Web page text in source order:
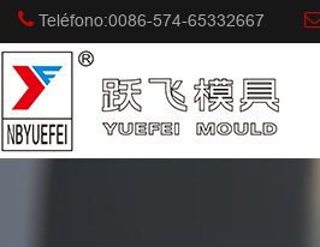
Teléfono:0086-574-65332667